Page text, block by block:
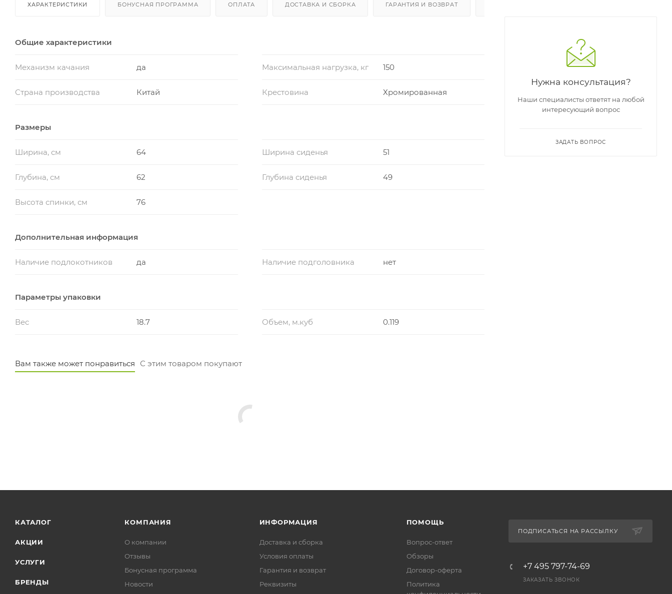
ХАРАКТЕРИСТИКИ БОНУСНАЯ ПРОГРАММА ОПЛАТА ДОСТАВКА И СБОРКА ГАРАНТИЯ И ВОЗВРАТ
Общие характеристики
Механизм качания да Максимальная нагрузка, кг 150
Страна производства Китай Крестовина Хромированная
Размеры
Ширина, см 64 Ширина сиденья 51
Глубина, см 62 Глубина сиденья 49
Высота спинки, см 76
Дополнительная информация
Наличие подлокотников да Наличие подголовника нет
Параметры упаковки
Вес 18.7 Объем, м.куб 0.119
Вам также может понравиться С этим товаром покупают
Нужна консультация?
Наши специалисты ответят на любой
интересующий вопрос
ЗАДАТЬ ВОПРОС
КАТАЛОГ
АКЦИИ
УСЛУГИ
БРЕНДЫ
КОМПАНИЯ
О компании
Отзывы
Бонусная программа
Новости
ИНФОРМАЦИЯ
Доставка и сборка
Условия оплаты
Гарантия и возврат
Реквизиты
ПОМОЩЬ
Вопрос-ответ
Обзоры
Договор-оферта
Политика
ПОДПИСАТЬСЯ НА РАССЫЛКУ
+7 495 797-74-69
ЗАКАЗАТЬ ЗВОНОК